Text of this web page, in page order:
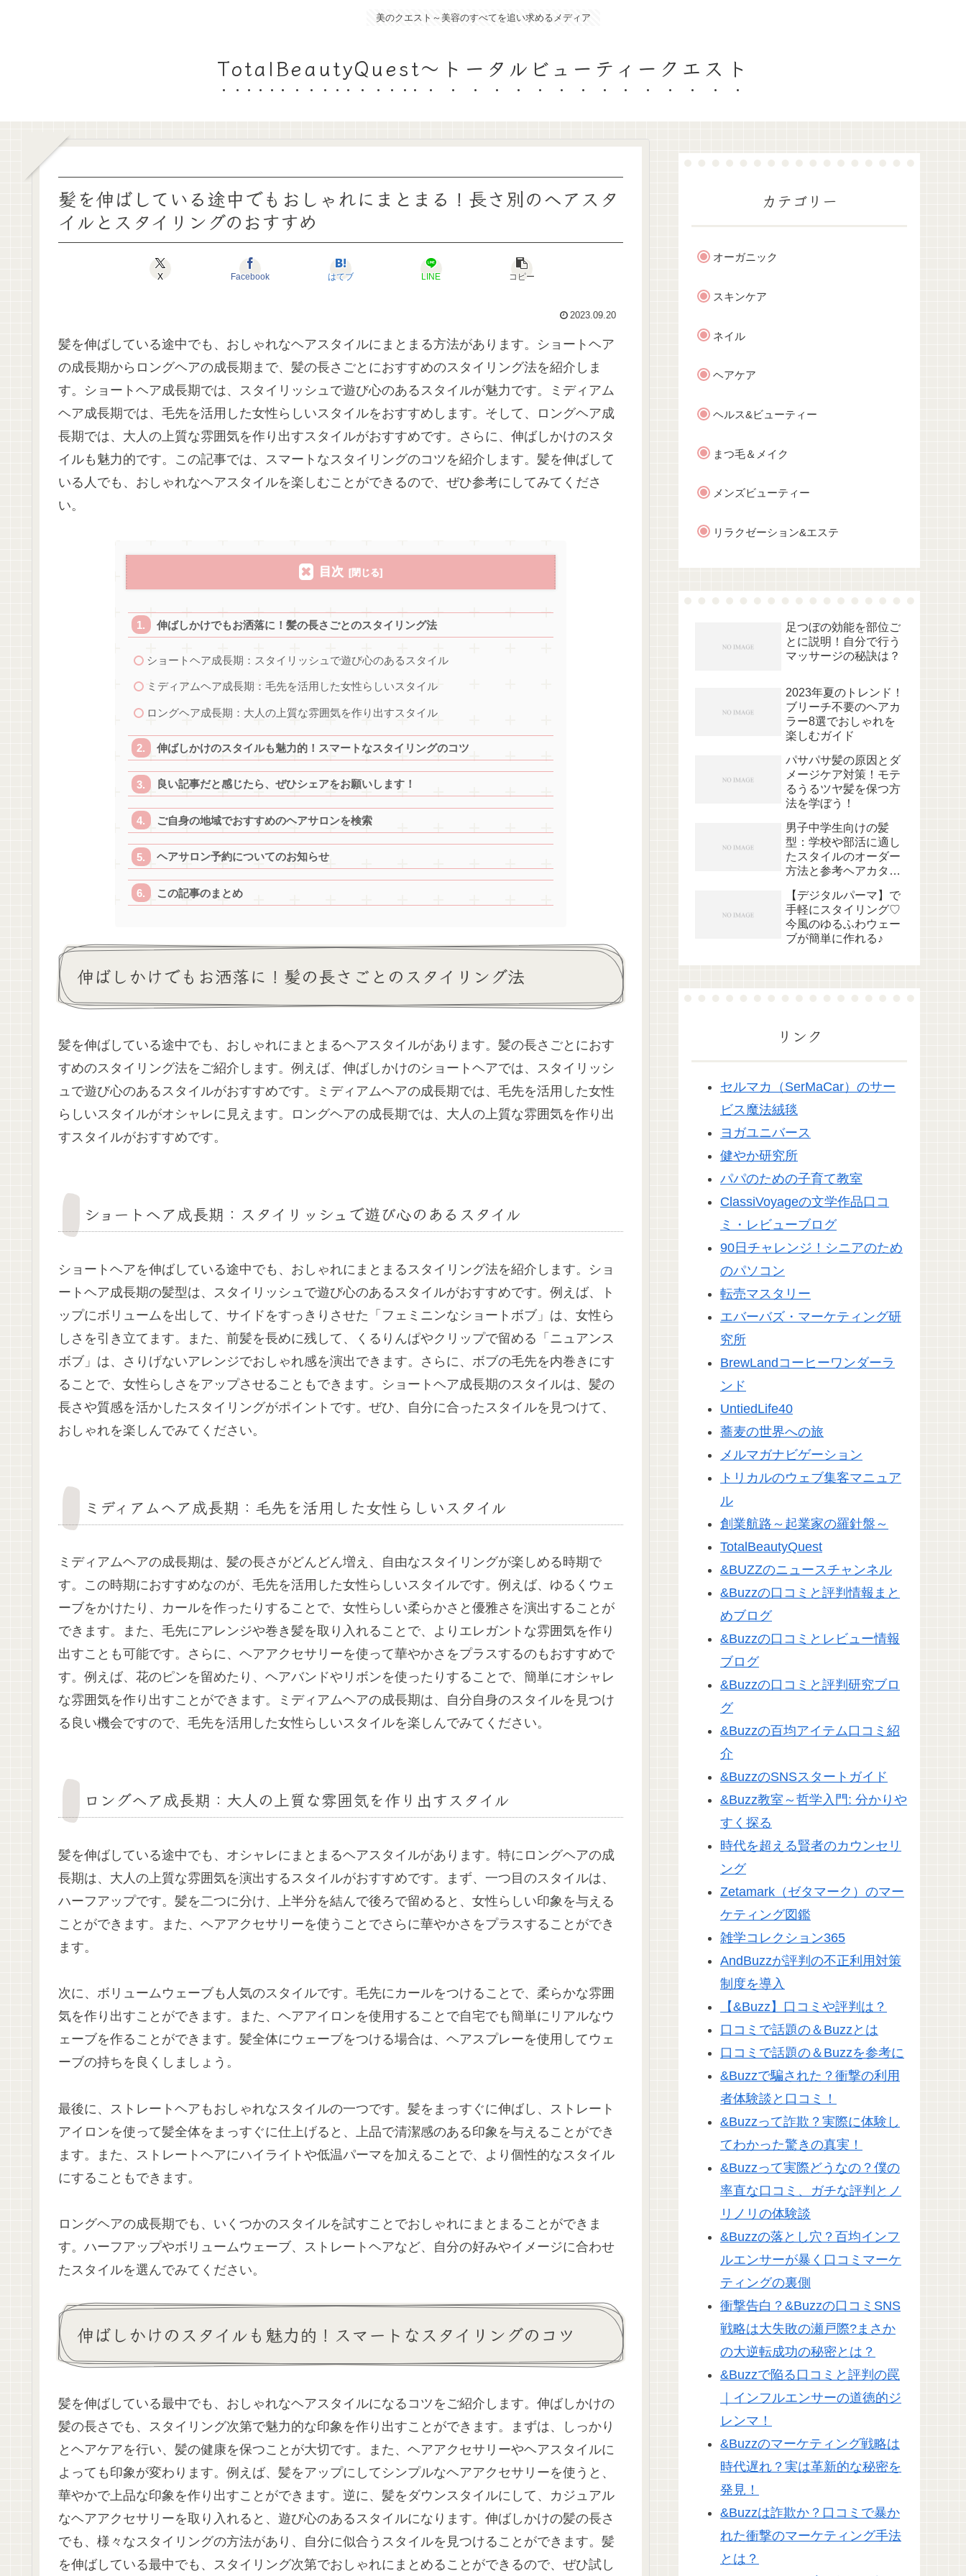
美のクエスト～美容のすべてを追い求めるメディア
TotalBeautyQuest～トータルビューティークエスト
髪を伸ばしている途中でもおしゃれにまとまる！長さ別のヘアスタ
イルとスタイリングのおすすめ
X Facebook はてブ LINE コピー
2023.09.20
髪を伸ばしている途中でも、おしゃれなヘアスタイルにまとまる方法があります。ショートヘア
の成長期からロングヘアの成長期まで、髪の長さごとにおすすめのスタイリング法を紹介しま
す。ショートヘア成長期では、スタイリッシュで遊び心のあるスタイルが魅力です。ミディアム
ヘア成長期では、毛先を活用した女性らしいスタイルをおすすめします。そして、ロングヘア成
長期では、大人の上質な雰囲気を作り出すスタイルがおすすめです。さらに、伸ばしかけのスタ
イルも魅力的です。この記事では、スマートなスタイリングのコツを紹介します。髪を伸ばして
いる人でも、おしゃれなヘアスタイルを楽しむことができるので、ぜひ参考にしてみてくださ
い。
目次
伸ばしかけでもお洒落に！髪の長さごとのスタイリング法
ショートヘア成長期：スタイリッシュで遊び心のあるスタイル
ミディアムヘア成長期：毛先を活用した女性らしいスタイル
ロングヘア成長期：大人の上質な雰囲気を作り出すスタイル
伸ばしかけのスタイルも魅力的！スマートなスタイリングのコツ
良い記事だと感じたら、ぜひシェアをお願いします！
ご自身の地域でおすすめのヘアサロンを検索
ヘアサロン予約についてのお知らせ
この記事のまとめ
伸ばしかけでもお洒落に！髪の長さごとのスタイリング法
髪を伸ばしている途中でも、おしゃれにまとまるヘアスタイルがあります。髪の長さごとにおす
すめのスタイリング法をご紹介します。例えば、伸ばしかけのショートヘアでは、スタイリッシ
ュで遊び心のあるスタイルがおすすめです。ミディアムヘアの成長期では、毛先を活用した女性
らしいスタイルがオシャレに見えます。ロングヘアの成長期では、大人の上質な雰囲気を作り出
すスタイルがおすすめです。
ショートヘア成長期：スタイリッシュで遊び心のあるスタイル
ショートヘアを伸ばしている途中でも、おしゃれにまとまるスタイリング法を紹介します。ショ
ートヘア成長期の髪型は、スタイリッシュで遊び心のあるスタイルがおすすめです。例えば、ト
ップにボリュームを出して、サイドをすっきりさせた「フェミニンなショートボブ」は、女性ら
しさを引き立てます。また、前髪を長めに残して、くるりんぱやクリップで留める「ニュアンス
ボブ」は、さりげないアレンジでおしゃれ感を演出できます。さらに、ボブの毛先を内巻きにす
ることで、女性らしさをアップさせることもできます。ショートヘア成長期のスタイルは、髪の
長さや質感を活かしたスタイリングがポイントです。ぜひ、自分に合ったスタイルを見つけて、
おしゃれを楽しんでみてください。
ミディアムヘア成長期：毛先を活用した女性らしいスタイル
ミディアムヘアの成長期は、髪の長さがどんどん増え、自由なスタイリングが楽しめる時期で
す。この時期におすすめなのが、毛先を活用した女性らしいスタイルです。例えば、ゆるくウェ
ーブをかけたり、カールを作ったりすることで、女性らしい柔らかさと優雅さを演出することが
できます。また、毛先にアレンジや巻き髪を取り入れることで、よりエレガントな雰囲気を作り
出すことも可能です。さらに、ヘアアクセサリーを使って華やかさをプラスするのもおすすめで
す。例えば、花のピンを留めたり、ヘアバンドやリボンを使ったりすることで、簡単にオシャレ
な雰囲気を作り出すことができます。ミディアムヘアの成長期は、自分自身のスタイルを見つけ
る良い機会ですので、毛先を活用した女性らしいスタイルを楽しんでみてください。
ロングヘア成長期：大人の上質な雰囲気を作り出すスタイル
髪を伸ばしている途中でも、オシャレにまとまるヘアスタイルがあります。特にロングヘアの成
長期は、大人の上質な雰囲気を演出するスタイルがおすすめです。まず、一つ目のスタイルは、
ハーフアップです。髪を二つに分け、上半分を結んで後ろで留めると、女性らしい印象を与える
ことができます。また、ヘアアクセサリーを使うことでさらに華やかさをプラスすることができ
ます。
次に、ボリュームウェーブも人気のスタイルです。毛先にカールをつけることで、柔らかな雰囲
気を作り出すことができます。また、ヘアアイロンを使用することで自宅でも簡単にリアルなウ
ェーブを作ることができます。髪全体にウェーブをつける場合は、ヘアスプレーを使用してウェ
ーブの持ちを良くしましょう。
最後に、ストレートヘアもおしゃれなスタイルの一つです。髪をまっすぐに伸ばし、ストレート
アイロンを使って髪全体をまっすぐに仕上げると、上品で清潔感のある印象を与えることができ
ます。また、ストレートヘアにハイライトや低温パーマを加えることで、より個性的なスタイル
にすることもできます。
ロングヘアの成長期でも、いくつかのスタイルを試すことでおしゃれにまとまることができま
す。ハーフアップやボリュームウェーブ、ストレートヘアなど、自分の好みやイメージに合わせ
たスタイルを選んでみてください。
伸ばしかけのスタイルも魅力的！スマートなスタイリングのコツ
髪を伸ばしている最中でも、おしゃれなヘアスタイルになるコツをご紹介します。伸ばしかけの
髪の長さでも、スタイリング次第で魅力的な印象を作り出すことができます。まずは、しっかり
とヘアケアを行い、髪の健康を保つことが大切です。また、ヘアアクセサリーやヘアスタイルに
よっても印象が変わります。例えば、髪をアップにしてシンプルなヘアアクセサリーを使うと、
華やかで上品な印象を作り出すことができます。逆に、髪をダウンスタイルにして、カジュアル
なヘアアクセサリーを取り入れると、遊び心のあるスタイルになります。伸ばしかけの髪の長さ
でも、様々なスタイリングの方法があり、自分に似合うスタイルを見つけることができます。髪
を伸ばしている最中でも、スタイリング次第でおしゃれにまとめることができるので、ぜひ試し
カテゴリー
オーガニック
スキンケア
ネイル
ヘアケア
ヘルス&ビューティー
まつ毛＆メイク
メンズビューティー
リラクゼーション&エステ
足つぼの効能を部位ご
とに説明！自分で行う
マッサージの秘訣は？
2023年夏のトレンド！
ブリーチ不要のヘアカ
ラー8選でおしゃれを
楽しむガイド
パサパサ髪の原因とダ
メージケア対策！モテ
るうるツヤ髪を保つ方
法を学ぼう！
男子中学生向けの髪
型：学校や部活に適し
たスタイルのオーダー
方法と参考ヘアカタロ
【デジタルパーマ】で
手軽にスタイリング♡
今風のゆるふわウェー
ブが簡単に作れる♪
リンク
セルマカ（SerMaCar）のサー
ビス魔法絨毯
ヨガユニバース
健やか研究所
パパのための子育て教室
ClassiVoyageの文学作品口コ
ミ・レビューブログ
90日チャレンジ！シニアのため
のパソコン
転売マスタリー
エバーバズ・マーケティング研
究所
BrewLandコーヒーワンダーラ
ンド
UntiedLife40
蕎麦の世界への旅
メルマガナビゲーション
トリカルのウェブ集客マニュア
ル
創業航路～起業家の羅針盤～
TotalBeautyQuest
&BUZZのニュースチャンネル
&Buzzの口コミと評判情報まと
めブログ
&Buzzの口コミとレビュー情報
ブログ
&Buzzの口コミと評判研究ブロ
グ
&Buzzの百均アイテム口コミ紹
介
&BuzzのSNSスタートガイド
&Buzz教室～哲学入門: 分かりや
すく探る
時代を超える賢者のカウンセリ
ング
Zetamark（ゼタマーク）のマー
ケティング図鑑
雑学コレクション365
AndBuzzが評判の不正利用対策
制度を導入
【&Buzz】口コミや評判は？
口コミで話題の＆Buzzとは
口コミで話題の＆Buzzを参考に
&Buzzで騙された？衝撃の利用
者体験談と口コミ！
&Buzzって詐欺？実際に体験し
てわかった驚きの真実！
&Buzzって実際どうなの？僕の
率直な口コミ、ガチな評判とノ
リノリの体験談
&Buzzの落とし穴？百均インフ
ルエンサーが暴く口コミマーケ
ティングの裏側
衝撃告白？&Buzzの口コミSNS
戦略は大失敗の瀬戸際?まさか
の大逆転成功の秘密とは？
&Buzzで陥る口コミと評判の罠
｜インフルエンサーの道徳的ジ
レンマ！
&Buzzのマーケティング戦略は
時代遅れ？実は革新的な秘密を
発見！
&Buzzは詐欺か？口コミで暴か
れた衝撃のマーケティング手法
とは？